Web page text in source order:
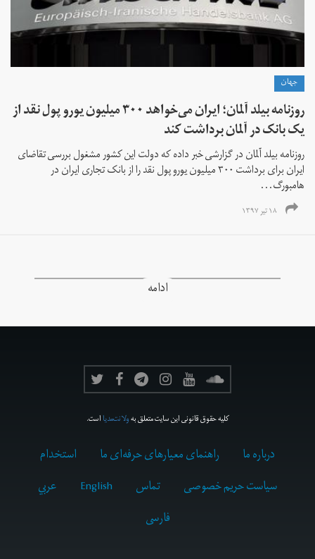
جهان
روزنامه بیلد آلمان؛ ایران می‌خواهد ۳۰۰ میلیون یورو پول نقد از
یک بانک در آلمان برداشت کند
روزنامه بیلد آلمان در گزارشی خبر داده که دولت این کشور مشغول بررسی تقاضای
ایران برای برداشت ۳۰۰ میلیون یورو پول نقد را از بانک تجاری ایران در
هامبورگ...
۱۸ تیر ۱۳۹۷
ادامه
کلیه حقوق قانونی این سایت متعلق بهولانت‌مدیااست.
درباره ما راهنمای معیارهای حرفه‌ای ما
استخدام
سیاست حریم خصوصی
تماس English
عربي
فارسى